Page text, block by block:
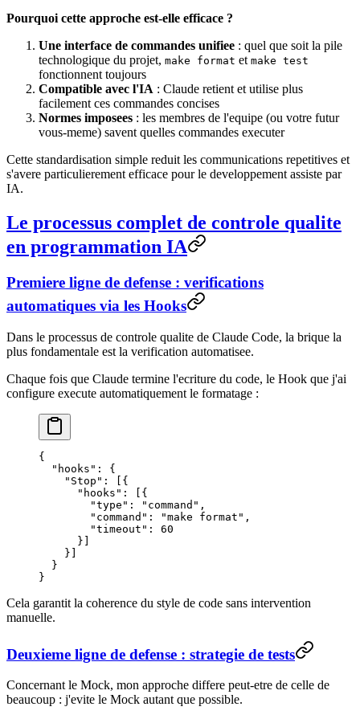
Pourquoi cette approche est-elle efficace ?
Une interface de commandes unifiee : quel que soit la pile
technologique du projet, make format et make test
fonctionnent toujours
Compatible avec l'IA : Claude retient et utilise plus
facilement ces commandes concises
Normes imposees : les membres de l'equipe (ou votre futur
vous-meme) savent quelles commandes executer
Cette standardisation simple reduit les communications repetitives et
s'avere particulierement efficace pour le developpement assiste par
IA.
Le processus complet de controle qualite
en programmation IA
Premiere ligne de defense : verifications
automatiques via les Hooks
Dans le processus de controle qualite de Claude Code, la brique la
plus fondamentale est la verification automatisee.
Chaque fois que Claude termine l'ecriture du code, le Hook que j'ai
configure execute automatiquement le formatage :
{
  "hooks"
: {
    "Stop"
: [{
      "hooks"
: [{
        "type"
: "command" ,
        "command"
: "make format" ,
        "timeout"
: 60
      }]
    }]
  }
}
Cela garantit la coherence du style de code sans intervention
manuelle.
Deuxieme ligne de defense : strategie de tests
Concernant le Mock, mon approche differe peut-etre de celle de
beaucoup : j'evite le Mock autant que possible.